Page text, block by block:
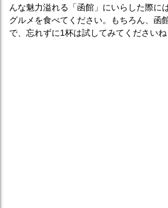
んな魅力溢れる「函館」にいらした際に
グルメを食べてください。もちろん、函
で、忘れずに1杯は試してみてくださいね